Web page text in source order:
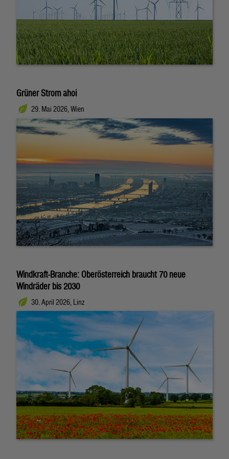
Grüner Strom ahoi
29. Mai 2026, Wien
Windkraft-Branche: Oberösterreich braucht 70 neue
Windräder bis 2030
30. April 2026, Linz